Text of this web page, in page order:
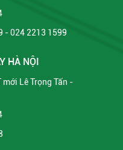
- 024 2213 1599
HÀ NỘI
mới Lê Trọng Tấn -